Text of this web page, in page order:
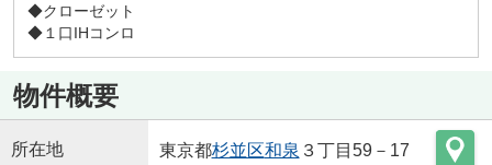
◆クローゼット
◆１口IHコンロ
物件概要
所在地 東京都杉並区和泉 ３丁目59－17